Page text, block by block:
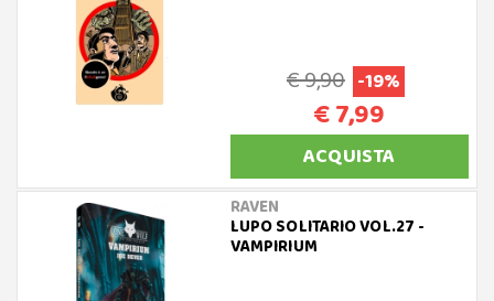
€ 9,90 -19%
€ 7,99
ACQUISTA
RAVEN
LUPO SOLITARIO VOL.27 -
VAMPIRIUM